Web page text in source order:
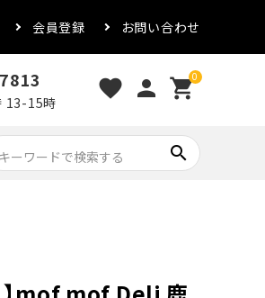
会員登録 お問い合わせ
13-15時
favorite person 0
shopping_cart
search